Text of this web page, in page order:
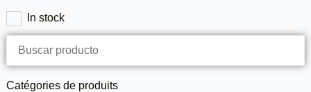
In stock
Catégories de produits